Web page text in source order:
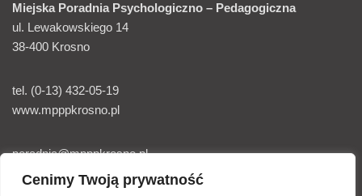
Cenimy Twoją prywatność
Miejska Poradnia Psychologiczno – Pedagogiczna
ul. Lewakowskiego 14
38-400 Krosno
tel. (0-13) 432-05-19
www.mpppkrosno.pl
poradnia@mpppkrosno.pl